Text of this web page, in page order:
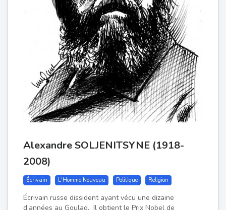
Alexandre SOLJENITSYNE (1918-
2008)
Écrivain L'Homme Nouveau Politique Religion
Écrivain russe dissident ayant vécu une dizaine
d’années au Goulag. Il obtient le Prix Nobel de